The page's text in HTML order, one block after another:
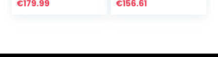
RAM 64GB ROM
€179.99
Modus, Dual
€156.61